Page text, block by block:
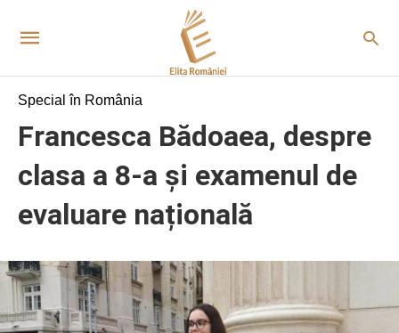
Special în România
Francesca Bădoaea, despre
clasa a 8-a și examenul de
evaluare națională